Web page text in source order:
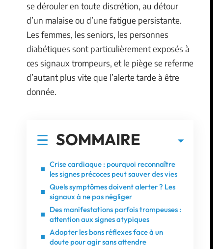
se dérouler en toute discrétion, au détour
d’un malaise ou d’une fatigue persistante.
Les femmes, les seniors, les personnes
diabétiques sont particulièrement exposés à
ces signaux trompeurs, et le piège se referme
d’autant plus vite que l’alerte tarde à être
donnée.
SOMMAIRE
Crise cardiaque : pourquoi reconnaître
les signes précoces peut sauver des vies
Quels symptômes doivent alerter ? Les
signaux à ne pas négliger
Des manifestations parfois trompeuses :
attention aux signes atypiques
Adopter les bons réflexes face à un
doute pour agir sans attendre